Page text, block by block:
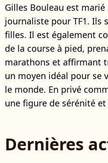
Gilles Bouleau est marié
journaliste pour TF1. Ils
filles. Il est également
de la course à pied,
marathons et affirmant
un moyen idéal pour se
le monde. En privé
une figure de sérénité et
Dernières